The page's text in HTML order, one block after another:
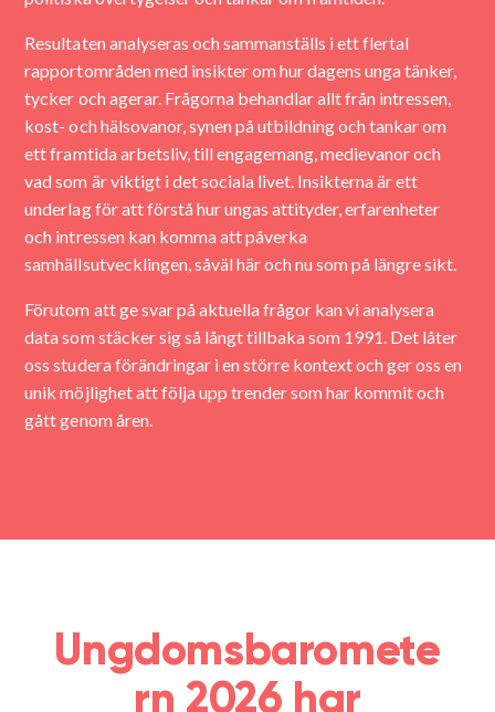
Resultaten analyseras och sammanställs i ett flertal
rapportområden med insikter om hur dagens unga tänker,
tycker och agerar. Frågorna behandlar allt från intressen,
kost- och hälsovanor, synen på utbildning och tankar om
ett framtida arbetsliv, till engagemang, medievanor och
vad som är viktigt i det sociala livet. Insikterna är ett
underlag för att förstå hur ungas attityder, erfarenheter
och intressen kan komma att påverka
samhällsutvecklingen, såväl här och nu som på längre sikt.
Förutom att ge svar på aktuella frågor kan vi analysera
data som stäcker sig så långt tillbaka som 1991. Det låter
oss studera förändringar i en större kontext och ger oss en
unik möjlighet att följa upp trender som har kommit och
gått genom åren.
Ungdomsbaromete
rn 2026 har